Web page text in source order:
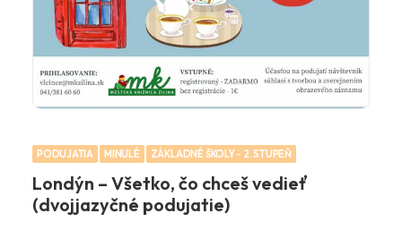
PODUJATIA MINULÉ ZÁKLADNÉ ŠKOLY - 2. STUPEŇ
Londýn – Všetko, čo chceš vedieť
(dvojjazyčné podujatie)